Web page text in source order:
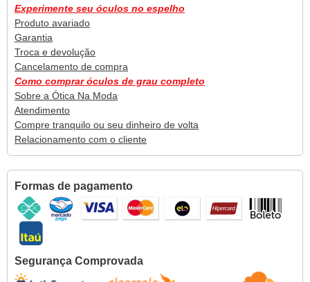
Experimente seu óculos no espelho
Produto avariado
Garantia
Troca e devolução
Cancelamento de compra
Como comprar óculos de grau completo
Sobre a Ótica Na Moda
Atendimento
Compre tranquilo ou seu dinheiro de volta
Relacionamento com o cliente
Formas de pagamento
Segurança Comprovada